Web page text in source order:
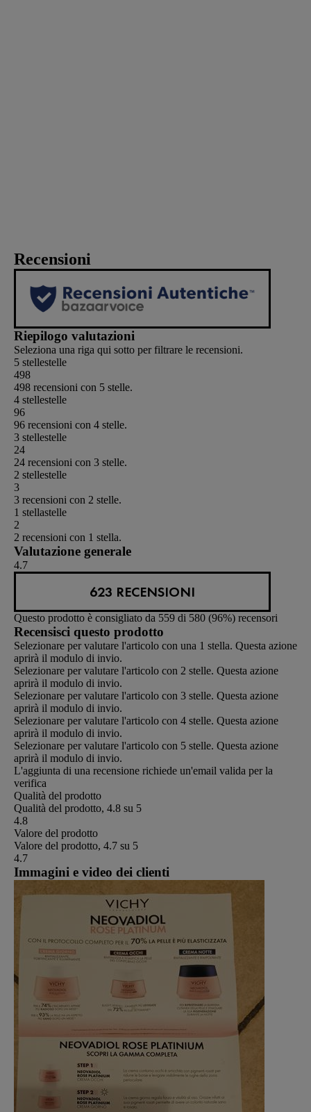
Recensioni
Riepilogo valutazioni
Seleziona una riga qui sotto per filtrare le recensioni.
5 stellestelle
498
498 recensioni con 5 stelle.
4 stellestelle
96
96 recensioni con 4 stelle.
3 stellestelle
24
24 recensioni con 3 stelle.
2 stellestelle
3
3 recensioni con 2 stelle.
1 stellastelle
2
2 recensioni con 1 stella.
Valutazione generale
4.7
623 RECENSIONI
Questo prodotto è consigliato da 559 di 580 (96%) recensori
Recensisci questo prodotto
Selezionare per valutare l'articolo con una 1 stella. Questa azione
aprirà il modulo di invio.
Selezionare per valutare l'articolo con 2 stelle. Questa azione
aprirà il modulo di invio.
Selezionare per valutare l'articolo con 3 stelle. Questa azione
aprirà il modulo di invio.
Selezionare per valutare l'articolo con 4 stelle. Questa azione
aprirà il modulo di invio.
Selezionare per valutare l'articolo con 5 stelle. Questa azione
aprirà il modulo di invio.
L'aggiunta di una recensione richiede un'email valida per la
verifica
Qualità del prodotto
Qualità del prodotto, 4.8 su 5
4.8
Valore del prodotto
Valore del prodotto, 4.7 su 5
4.7
Immagini e video dei clienti